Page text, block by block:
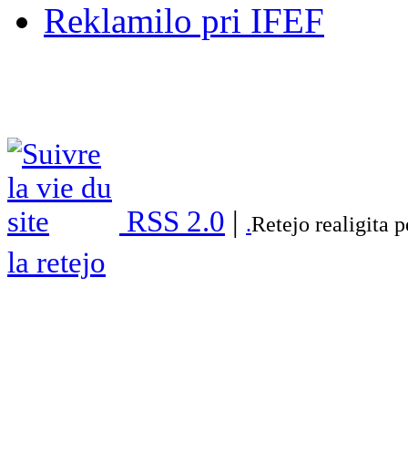
Reklamilo pri IFEF
RSS 2.0 | .Retejo realigita
la retejo